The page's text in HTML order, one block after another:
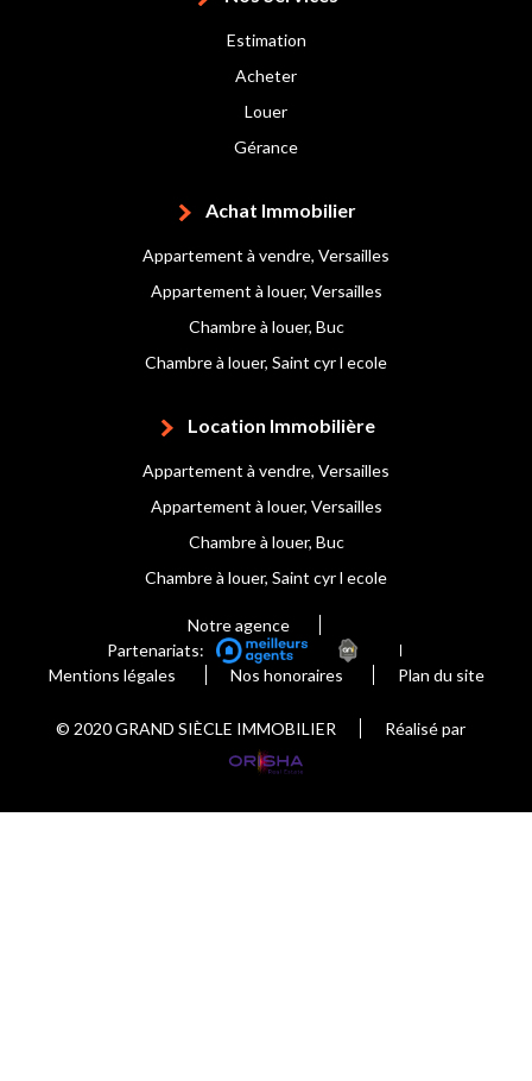
Estimation
Acheter
Louer
Gérance
Achat Immobilier
Appartement à vendre, Versailles
Appartement à louer, Versailles
Chambre à louer, Buc
Chambre à louer, Saint cyr l ecole
Location Immobilière
Appartement à vendre, Versailles
Appartement à louer, Versailles
Chambre à louer, Buc
Chambre à louer, Saint cyr l ecole
Notre agence
Partenariats:
Mentions légales
Nos honoraires Plan du site
© 2020 GRAND SIÈCLE IMMOBILIER Réalisé par